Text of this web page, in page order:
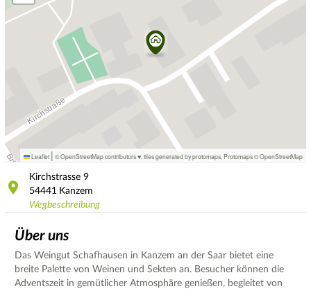
Leaflet | © OpenStreetMap contributors ♥, tiles generated by protomaps Protomaps©OpenStreetMap
Kirchstrasse 9
54441
Kanzem
Wegbeschreibung
Über uns
Das Weingut Schafhausen in Kanzem an der Saar bietet eine
breite Palette von Weinen und Sekten an. Besucher können die
Adventszeit in gemütlicher Atmosphäre genießen, begleitet von